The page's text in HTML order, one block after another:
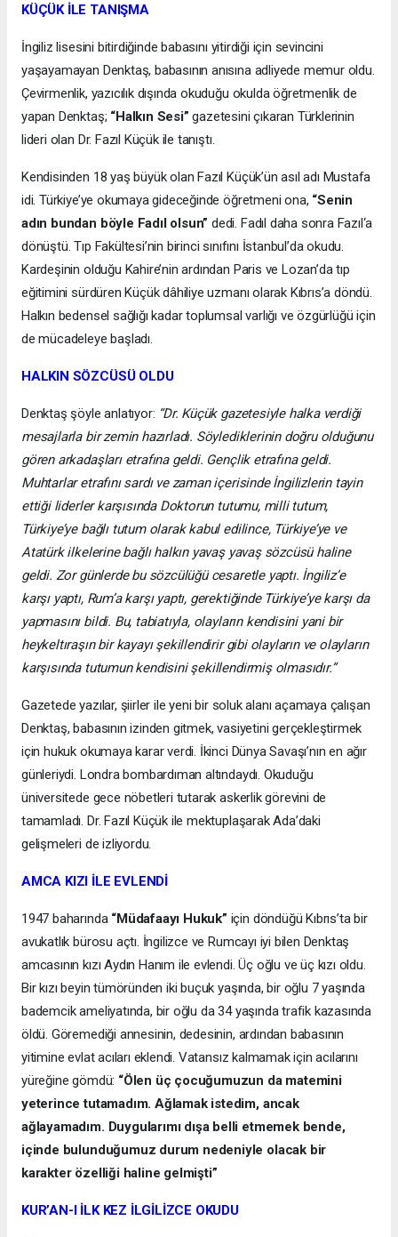
KÜÇÜK İLE TANIŞMA
İngiliz lisesini bitirdiğinde babasını yitirdiği için sevincini
yaşayamayan Denktaş, babasının anısına adliyede memur oldu.
Çevirmenlik, yazıcılık dışında okuduğu okulda öğretmenlik de
yapan Denktaş; “Halkın Sesi”gazetesini çıkaran Türklerinin
lideri olan Dr. Fazıl Küçük ile tanıştı.
Kendisinden 18 yaş büyük olan Fazıl Küçük’ün asıl adı Mustafa
idi. Türkiye’ye okumaya gideceğinde öğretmeni ona, “Senin
adın bundan böyle Fadıl olsun” dedi. Fadıl daha sonra Fazıl‘a
dönüştü. Tıp Fakültesi’nin birinci sınıfını İstanbul’da okudu.
Kardeşinin olduğu Kahire’nin ardından Paris ve Lozan’da tıp
eğitimini sürdüren Küçük dâhiliye uzmanı olarak Kıbrıs’a döndü.
Halkın bedensel sağlığı kadar toplumsal varlığı ve özgürlüğü için
de mücadeleye başladı.
HALKIN SÖZCÜSÜ OLDU
Denktaş şöyle anlatıyor: “Dr. Küçük gazetesiyle halka verdiği
mesajlarla bir zemin hazırladı. Söylediklerinin doğru olduğunu
gören arkadaşları etrafına geldi. Gençlik etrafına geldi.
Muhtarlar etrafını sardı ve zaman içerisinde İngilizlerin tayin
ettiği liderler karşısında Doktorun tutumu, milli tutum,
Türkiye’ye bağlı tutum olarak kabul edilince, Türkiye’ye ve
Atatürk ilkelerine bağlı halkın yavaş yavaş sözcüsü haline
geldi. Zor günlerde bu sözcülüğü cesaretle yaptı. İngiliz’e
karşı yaptı, Rum’a karşı yaptı, gerektiğinde Türkiye’ye karşı da
yapmasını bildi. Bu, tabiatıyla, olayların kendisini yani bir
heykeltıraşın bir kayayı şekillendirir gibi olayların ve olayların
karşısında tutumun kendisini şekillendirmiş olmasıdır.”
Gazetede yazılar, şiirler ile yeni bir soluk alanı açamaya çalışan
Denktaş, babasının izinden gitmek, vasiyetini gerçekleştirmek
için hukuk okumaya karar verdi. İkinci Dünya Savaşı’nın en ağır
günleriydi. Londra bombardıman altındaydı. Okuduğu
üniversitede gece nöbetleri tutarak askerlik görevini de
tamamladı. Dr. Fazıl Küçük ile mektuplaşarak Ada’daki
gelişmeleri de izliyordu.
AMCA KIZI İLE EVLENDİ
1947 baharında “Müdafaayı Hukuk” için döndüğü Kıbrıs’ta bir
avukatlık bürosu açtı. İngilizce ve Rumcayı iyi bilen Denktaş
amcasının kızı Aydın Hanım ile evlendi. Üç oğlu ve üç kızı oldu.
Bir kızı beyin tümöründen iki buçuk yaşında, bir oğlu 7 yaşında
bademcik ameliyatında, bir oğlu da 34 yaşında trafik kazasında
öldü. Göremediği annesinin, dedesinin, ardından babasının
yitimine evlat acıları eklendi. Vatansız kalmamak için acılarını
yüreğine gömdü: “Ölen üç çocuğumuzun da matemini
yeterince tutamadım. Ağlamak istedim, ancak
ağlayamadım. Duygularımı dışa belli etmemek bende,
içinde bulunduğumuz durum nedeniyle olacak bir
karakter özelliği haline gelmişti”
KUR’AN-I İLK KEZ İLGİLİZCE OKUDU